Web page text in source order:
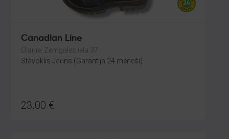
Canadian Line
Olaine, Zemgales iela 37
Stāvoklis Jauns (Garantija 24 mēneši)
23.00 €